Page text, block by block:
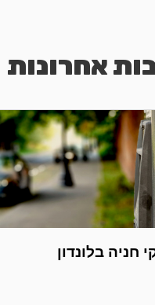
אחרונות
חניה בלונדון